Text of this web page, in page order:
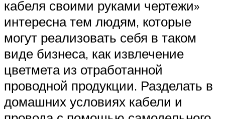
кабеля своими руками чертежи»
интересна тем людям, которые
могут реализовать себя в таком
виде бизнеса, как извлечение
цветмета из отработанной
проводной продукции. Разделать в
домашних условиях кабели и